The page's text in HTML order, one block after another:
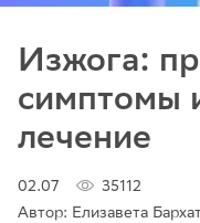
Изжога:
симптомы
лечение
02.07
35112
Автор: Елизавета